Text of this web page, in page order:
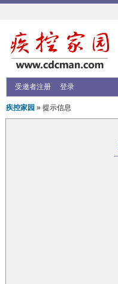
受邀者注册 登录
疾控家园 » 提示信息